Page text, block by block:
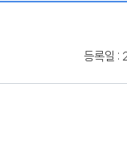
등록일